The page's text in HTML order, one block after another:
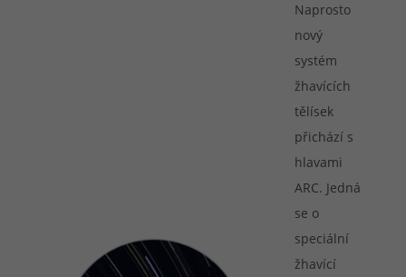
Naprosto
nový
systém
žhavících
tělísek
přichází s
hlavami
ARC. Jedná
se o
speciální
žhavící